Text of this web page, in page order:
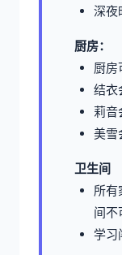
深夜
厨房：
厨房
结衣
莉音
美雪
卫生间
所有
间不
学习